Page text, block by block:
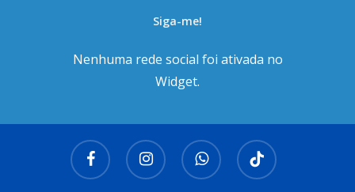
Siga-me!
Nenhuma rede social foi ativada no
Widget.
facebook instagram whatsapp tiktok